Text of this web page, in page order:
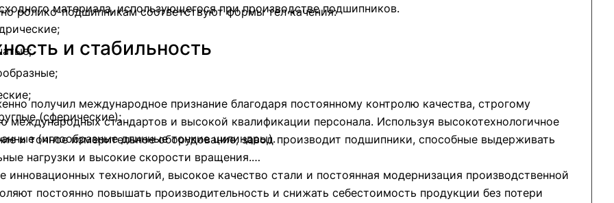
ролико-подшипникам соответствуют формы тел качения:
(сферические);
(иглообразные длинные тонкие цилиндры).
материала, использующегося при производстве подшипников.
и стабильность
получил международное признание благодаря постоянному контролю качества, строгому
международных стандартов и высокой квалификации персонала. Используя высокотехнологичное
и точное измерительное оборудование, завод производит подшипники, способные выдерживать
нагрузки и высокие скорости вращения.
инновационных технологий, высокое качество стали и постоянная модернизация производственной
постоянно повышать производительность и снижать себестоимость продукции без потери